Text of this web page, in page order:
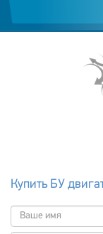
Купить БУ